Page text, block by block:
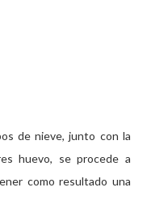
de nieve, junto con la
huevo, se procede a
como resultado una